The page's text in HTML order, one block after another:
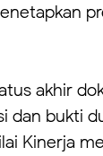
akhir
dan
Kinerja